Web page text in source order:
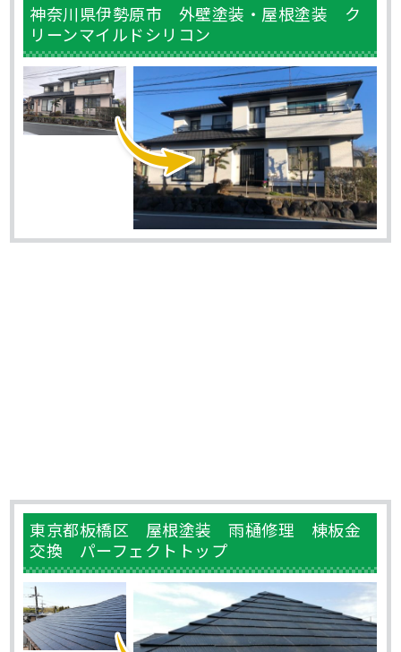
神奈川県伊勢原市 外壁塗装・屋根塗装 ク
リーンマイルドシリコン
東京都板橋区 屋根塗装 雨樋修理 棟板金
交換 パーフェクトトップ